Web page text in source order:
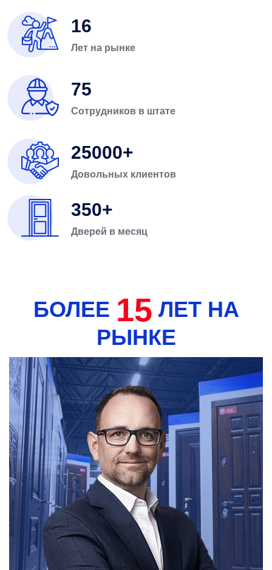
16
Лет на рынке
75
Сотрудников в штате
25000
Довольных клиентов
350
Дверей в месяц
БОЛЕЕ 15 ЛЕТ НА
РЫНКЕ